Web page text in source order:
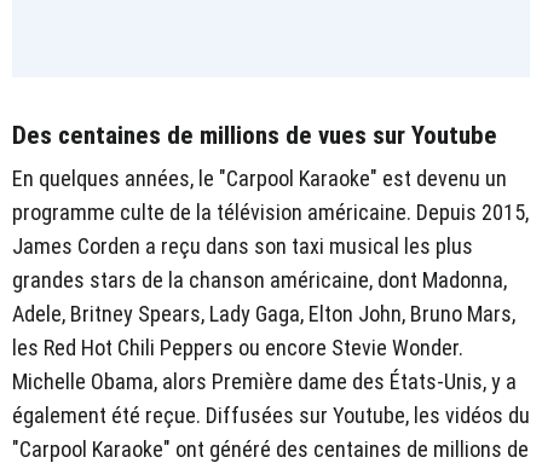
Des centaines de millions de vues sur Youtube
En quelques années, le "Carpool Karaoke" est devenu un
programme culte de la télévision américaine. Depuis 2015,
James Corden a reçu dans son taxi musical les plus
grandes stars de la chanson américaine, dont Madonna,
Adele, Britney Spears, Lady Gaga, Elton John, Bruno Mars,
les Red Hot Chili Peppers ou encore Stevie Wonder.
Michelle Obama, alors Première dame des États-Unis, y a
également été reçue. Diffusées sur Youtube, les vidéos du
"Carpool Karaoke" ont généré des centaines de millions de